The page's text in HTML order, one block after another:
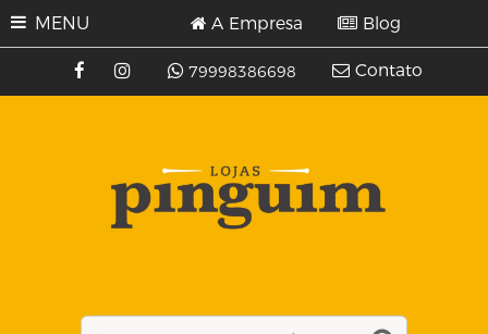
MENU
79998386698
A Empresa Blog
Contato